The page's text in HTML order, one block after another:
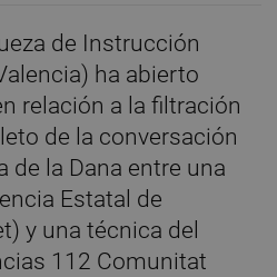
de Instrucción
ha abierto
relación a la filtración
de la conversación
de la Dana entre una
Estatal de
y una técnica del
112 Comunitat